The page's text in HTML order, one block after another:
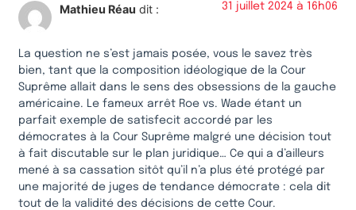
Mathieu Réau dit : 31 juillet 2024 à 16h06
La question ne s’est jamais posée, vous le savez très
bien, tant que la composition idéologique de la Cour
Suprême allait dans le sens des obsessions de la gauche
américaine. Le fameux arrêt Roe vs. Wade étant un
parfait exemple de satisfecit accordé par les
démocrates à la Cour Suprême malgré une décision tout
à fait discutable sur le plan juridique… Ce qui a d’ailleurs
mené à sa cassation sitôt qu’il n’a plus été protégé par
une majorité de juges de tendance démocrate : cela dit
tout de la validité des décisions de cette Cour.